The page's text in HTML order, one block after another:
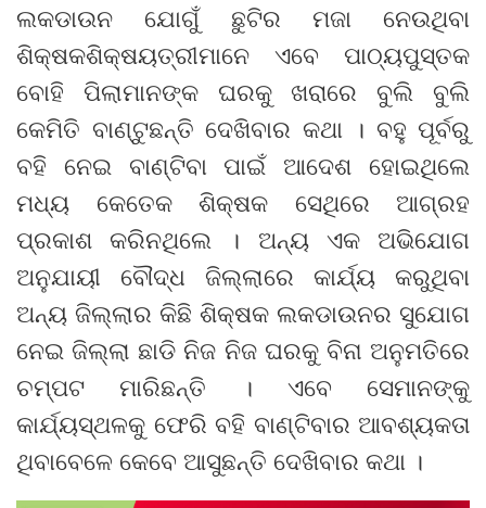
ଲକଡାଉନ ଯୋଗୁଁ ଛୁଟିର ମଜା ନେଉଥିବା
ଶିକ୍ଷକଶିକ୍ଷୟତ୍ରୀମାନେ ଏବେ ପାଠ୍ୟପୁସ୍ତକ
ବୋହି ପିଲାମାନଙ୍କ ଘରକୁ ଖରାରେ ବୁଲି ବୁଲି
କେମିତି ବାଣ୍ଟୁଛନ୍ତି ଦେଖିବାର କଥା । ବହୁ ପୂର୍ବରୁ
ବହି ନେଇ ବାଣ୍ଟିବା ପାଇଁ ଆଦେଶ ହୋଇଥିଲେ
ମଧ୍ୟ କେତେକ ଶିକ୍ଷକ ସେଥିରେ ଆଗ୍ରହ
ପ୍ରକାଶ କରିନଥିଲେ । ଅନ୍ୟ ଏକ ଅଭିଯୋଗ
ଅନୁଯାୟୀ ବୌଦ୍ଧ ଜିଲ୍ଲାରେ କାର୍ଯ୍ୟ କରୁଥିବା
ଅନ୍ୟ ଜିଲ୍ଲାର କିଛି ଶିକ୍ଷକ ଲକଡାଉନର ସୁଯୋଗ
ନେଇ ଜିଲ୍ଲା ଛାଡି ନିଜ ନିଜ ଘରକୁ ବିନା ଅନୁମତିରେ
ଚମ୍ପଟ ମାରିଛନ୍ତି । ଏବେ ସେମାନଙ୍କୁ
କାର୍ଯ୍ୟସ୍ଥଳକୁ ଫେରି ବହି ବାଣ୍ଟିବାର ଆବଶ୍ୟକତା
ଥିବାବେଳେ କେବେ ଆସୁଛନ୍ତି ଦେଖିବାର କଥା ।